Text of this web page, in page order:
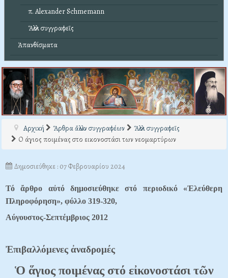
π. Alexander Schmemann
Ἄλλοι συγγραφεῖς
Ἀπανθίσματα
Αρχική Ἄρθρα ἄλλων συγγραφέων
Ἄλλοι συγγραφεῖς
Ο άγιος ποιμένας στο εικονοστάσι των νεομαρτύρων
Δημοσιεύθηκε : 07 Φεβρουαρίου 2024
Τό ἄρθρο αὐτό δημοσιεύθηκε στό περιοδικό «Ἐλεύθερη
Πληροφόρηση», φύλλο 319-320,
Αύγουστος-Σεπτέμβριος 2012
Ἐπιβαλλόμενες ἀναδρομές
Ὁ ἅγιος ποιμένας στό εἰκονοστάσι τῶν